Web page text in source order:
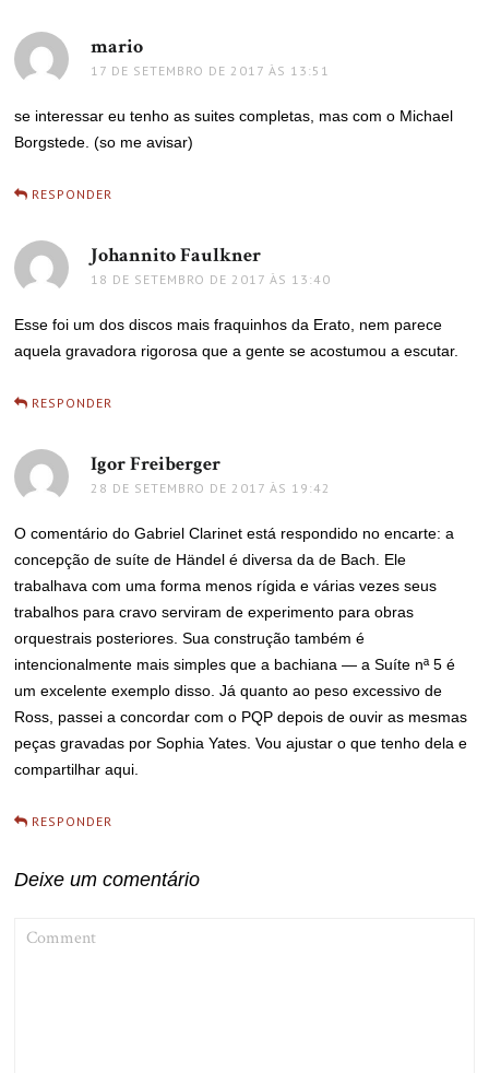
mario
17 DE SETEMBRO DE 2017 ÀS 13:51
se interessar eu tenho as suites completas, mas com o Michael
Borgstede. (so me avisar)
RESPONDER
Johannito Faulkner
18 DE SETEMBRO DE 2017 ÀS 13:40
Esse foi um dos discos mais fraquinhos da Erato, nem parece
aquela gravadora rigorosa que a gente se acostumou a escutar.
RESPONDER
Igor Freiberger
28 DE SETEMBRO DE 2017 ÀS 19:42
O comentário do Gabriel Clarinet está respondido no encarte: a
concepção de suíte de Händel é diversa da de Bach. Ele
trabalhava com uma forma menos rígida e várias vezes seus
trabalhos para cravo serviram de experimento para obras
orquestrais posteriores. Sua construção também é
intencionalmente mais simples que a bachiana — a Suíte nª 5 é
um excelente exemplo disso. Já quanto ao peso excessivo de
Ross, passei a concordar com o PQP depois de ouvir as mesmas
peças gravadas por Sophia Yates. Vou ajustar o que tenho dela e
compartilhar aqui.
RESPONDER
Deixe um comentário